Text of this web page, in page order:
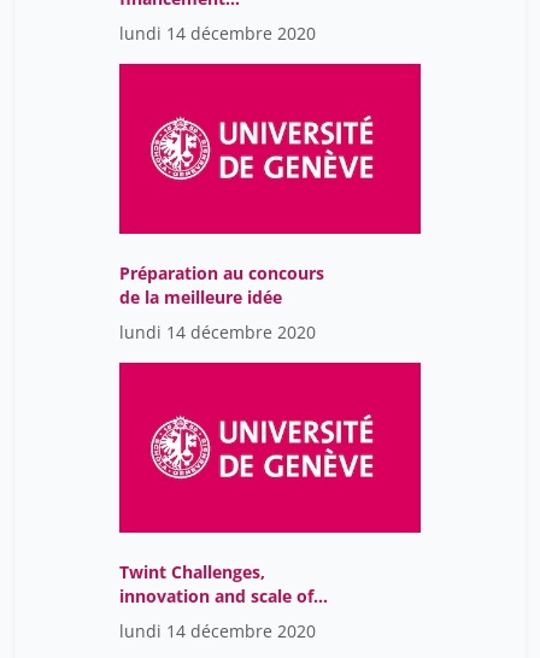
d'entreprise
lundi 14 décembre 2020
Préparation au concours
de la meilleure idée
lundi 14 décembre 2020
Twint Challenges,
innovation and scale of
business
lundi 14 décembre 2020